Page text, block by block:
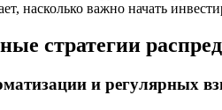
насколько важно начать
стратегии
и регулярных